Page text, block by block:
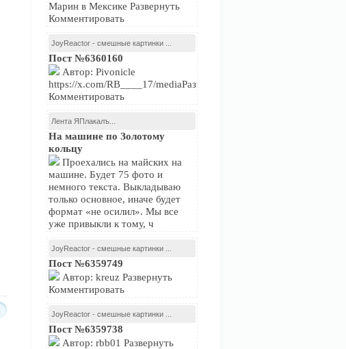
Марин в Мексике Развернуть
Комментировать
JoyReactor - смешные картинки ...
Пост №6360160
Автор: Pivonicle
https://x.com/RB____17/mediaРазвернуть
Комментировать
Лента ЯПлакалъ...
На машине по Золотому
кольцу
Проехались на майских на
машине. Будет 75 фото и
немного текста. Выкладываю
только основное, иначе будет
формат «не осилил». Мы все
уже привыкли к тому, ч
JoyReactor - смешные картинки ...
Пост №6359749
Автор: kreuz Развернуть
Комментировать
JoyReactor - смешные картинки ...
Пост №6359738
Автор: rbb01 Развернуть